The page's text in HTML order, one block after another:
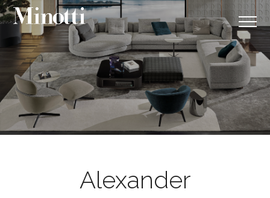
Alexander